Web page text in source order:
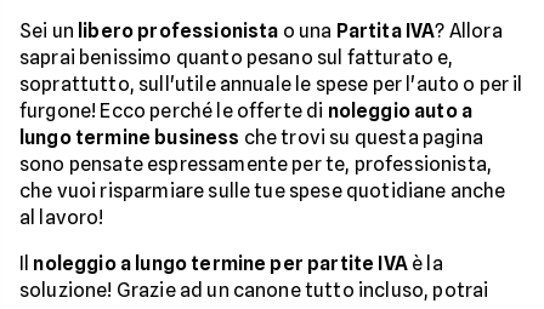
Sei un libero professionista o una Partita IVA? Allora
saprai benissimo quanto pesano sul fatturato e,
soprattutto, sull'utile annuale le spese per l'auto o per il
furgone! Ecco perché le offerte di noleggio auto a
lungo termine business che trovi su questa pagina
sono pensate espressamente per te, professionista,
che vuoi risparmiare sulle tue spese quotidiane anche
al lavoro!
Il noleggio a lungo termine per partite IVAè la
soluzione! Grazie ad un canone tutto incluso, potrai